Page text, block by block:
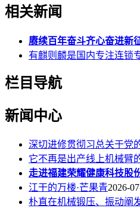
相关新闻
赓续百年奋斗齐心奋进
有麒则麟是国内专注连锁
栏目导航
新闻中心
深切进修贯彻习总关于党
它不再是出产线上机械臂
走进福建荣耀健康科技股
江干的万楼·芒果青2026-
朴直在机械锻压、振动阐